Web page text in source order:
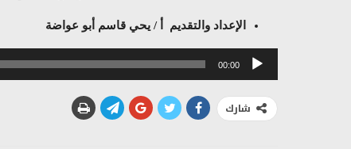
الإعداد والتقديم أ / يحي قاسم أبو عواضة
مشغل
00:00
شارك